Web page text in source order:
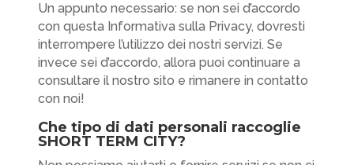
Un appunto necessario: se non sei d’accordo
con questa Informativa sulla Privacy, dovresti
interrompere l’utilizzo dei nostri servizi. Se
invece sei d’accordo, allora puoi continuare a
consultare il nostro sito e rimanere in contatto
con noi!
Che tipo di dati personali raccoglie
SHORT TERM CITY?